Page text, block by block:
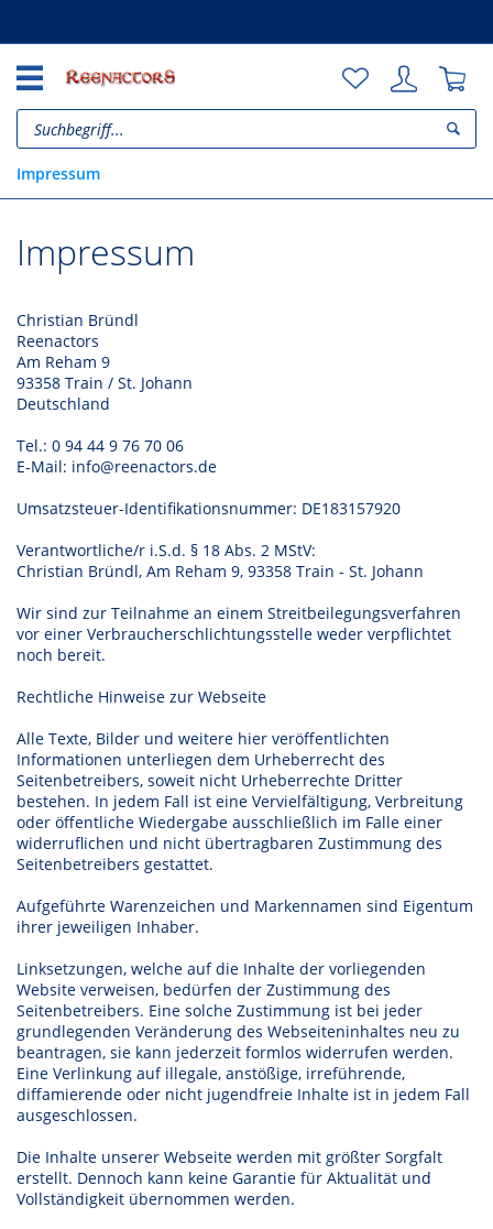
Impressum
Impressum
Christian Bründl
Reenactors
Am Reham 9
93358 Train / St. Johann
Deutschland
Tel.: 0 94 44 9 76 70 06
E-Mail: info@reenactors.de
Umsatzsteuer-Identifikationsnummer: DE183157920
Verantwortliche/r i.S.d. § 18 Abs. 2 MStV:
Christian Bründl, Am Reham 9, 93358 Train - St. Johann
Wir sind zur Teilnahme an einem Streitbeilegungsverfahren
vor einer Verbraucherschlichtungsstelle weder verpflichtet
noch bereit.
Rechtliche Hinweise zur Webseite
Alle Texte, Bilder und weitere hier veröffentlichten
Informationen unterliegen dem Urheberrecht des
Seitenbetreibers, soweit nicht Urheberrechte Dritter
bestehen. In jedem Fall ist eine Vervielfältigung, Verbreitung
oder öffentliche Wiedergabe ausschließlich im Falle einer
widerruflichen und nicht übertragbaren Zustimmung des
Seitenbetreibers gestattet.
Aufgeführte Warenzeichen und Markennamen sind Eigentum
ihrer jeweiligen Inhaber.
Linksetzungen, welche auf die Inhalte der vorliegenden
Website verweisen, bedürfen der Zustimmung des
Seitenbetreibers. Eine solche Zustimmung ist bei jeder
grundlegenden Veränderung des Webseiteninhaltes neu zu
beantragen, sie kann jederzeit formlos widerrufen werden.
Eine Verlinkung auf illegale, anstößige, irreführende,
diffamierende oder nicht jugendfreie Inhalte ist in jedem Fall
ausgeschlossen.
Die Inhalte unserer Webseite werden mit größter Sorgfalt
erstellt. Dennoch kann keine Garantie für Aktualität und
Vollständigkeit übernommen werden.